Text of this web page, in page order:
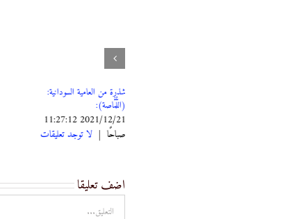
شذرة من العامية السودانية:
(اللُّمَّاصة):
2021/12/21 11:27:12
صباحًا | لا توجد تعليقات
اضف تعليقا
تعليق